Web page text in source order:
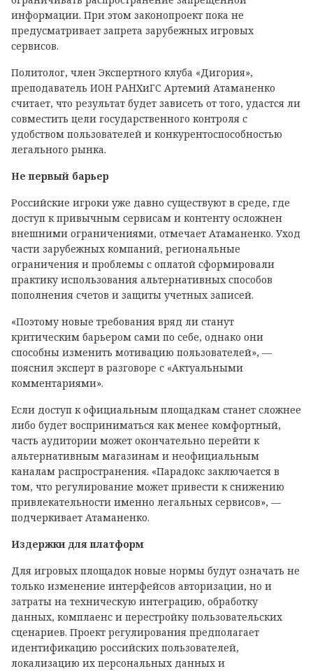
информации. При этом законопроект пока не
предусматривает запрета зарубежных игровых
сервисов.
Политолог, член Экспертного клуба «Дигория»,
преподаватель ИОН РАНХиГС Артемий Атаманенко
считает, что результат будет зависеть от того, удастся ли
совместить цели государственного контроля с
удобством пользователей и конкурентоспособностью
легального рынка.
Не первый барьер
Российские игроки уже давно существуют в среде, где
доступ к привычным сервисам и контенту осложнен
внешними ограничениями, отмечает Атаманенко. Уход
части зарубежных компаний, региональные
ограничения и проблемы с оплатой сформировали
практику использования альтернативных способов
пополнения счетов и защиты учетных записей.
«Поэтому новые требования вряд ли станут
критическим барьером сами по себе, однако они
способны изменить мотивацию пользователей», —
пояснил эксперт в разговоре с «Актуальными
комментариями».
Если доступ к официальным площадкам станет сложнее
либо будет восприниматься как менее комфортный,
часть аудитории может окончательно перейти к
альтернативным магазинам и неофициальным
каналам распространения. «Парадокс заключается в
том, что регулирование может привести к снижению
привлекательности именно легальных сервисов», —
подчеркивает Атаманенко.
Издержки для платформ
Для игровых площадок новые нормы будут означать не
только изменение интерфейсов авторизации, но и
затраты на техническую интеграцию, обработку
данных, комплаенс и перестройку пользовательских
сценариев. Проект регулирования предполагает
идентификацию российских пользователей,
локализацию их персональных данных и